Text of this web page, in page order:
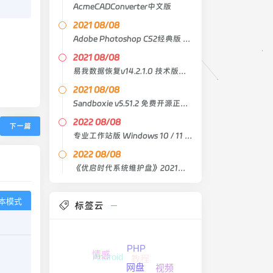
下一篇
模式
AcmeCADConverter中文版
2021 08/08
Adobe Photoshop CS2经典版 中文原版
2021 08/08
易我数据恢复v14.2.1.0 技术版绿色版
2021 08/08
Sandboxie v5.51.2 免费开源正式版
2022 08/08
专业工作站版 Windows 10 / 11 21H2 Lite X64 4in1
2022 08/08
《优启时代系统维护盘》2021臻藏版
标签云
Android
情感
PHP
视频
网盘